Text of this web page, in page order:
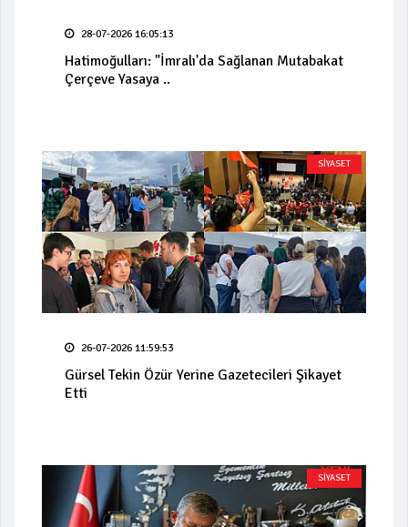
28-07-2026 16:05:13
Hatimoğulları: "İmralı'da Sağlanan Mutabakat
Çerçeve Yasaya ..
SİYASET
26-07-2026 11:59:53
Gürsel Tekin Özür Yerine Gazetecileri Şikayet
Etti
SİYASET